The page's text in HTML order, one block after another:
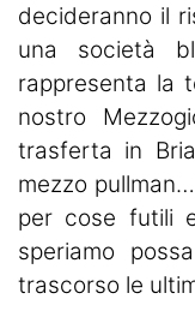
decideranno il
una società
rappresenta la
nostro
trasferta in
mezzo
per cose futili
speriamo
trascorso le